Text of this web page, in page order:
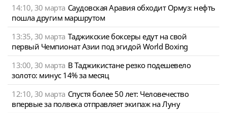
14:10, 30 марта Саудовская Аравия обходит Ормуз: нефть
пошла другим маршрутом
13:35, 30 марта Таджикские боксеры едут на свой
первый Чемпионат Азии под эгидой World Boxing
13:00, 30 марта В Таджикистане резко подешевело
золото: минус 14% за месяц
12:10, 30 марта Спустя более 50 лет: Человечество
впервые за полвека отправляет экипаж на Луну